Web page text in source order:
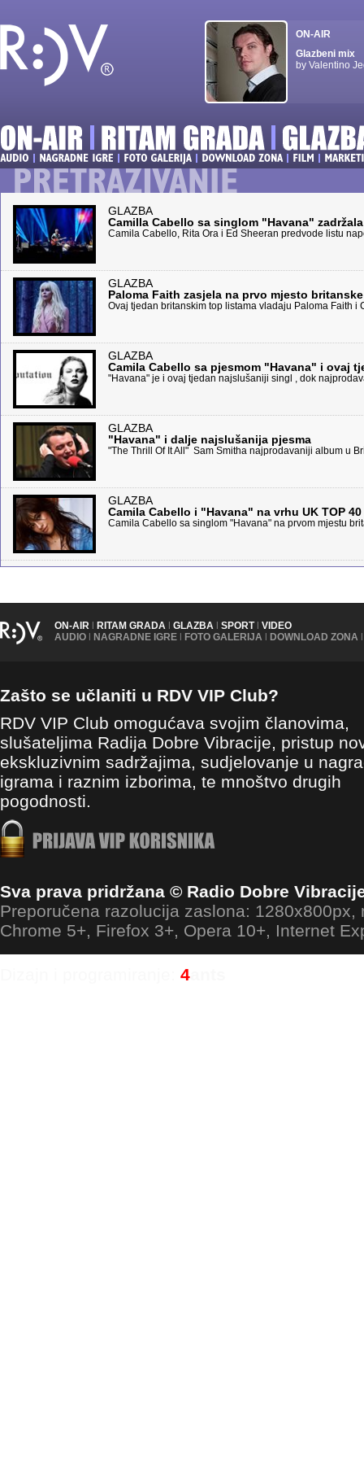
ON-AIR
Glazbeni mix
by Valentino
GLAZBA
Camilla Cabello sa singlom "Havana"
Camila Cabello, Rita Ora i Ed Sheeran predvode listu
GLAZBA
Paloma Faith zasjela na prvo mjesto
Ovaj tjedan britanskim top listama vladaju Paloma Faith i
GLAZBA
Camila Cabello sa pjesmom "Havana" i ovaj
"Havana" je i ovaj tjedan najslušaniji singl , dok
GLAZBA
"Havana" i dalje najslušanija pjesma
"The Thrill Of It All" Sam Smitha najprodavaniji album u
GLAZBA
Camila Cabello i "Havana" na vrhu UK TOP 40
Camila Cabello sa singlom "Havana" na prvom mjestu
ON-AIR | RITAM GRADA | GLAZBA | SPORT | VIDEO
AUDIO | NAGRADNE IGRE | FOTO GALERIJA | DOWNLOAD ZONA |
Zašto se učlaniti u RDV VIP Club?
RDV VIP Club omogućava svojim članovima,
slušateljima Radija Dobre Vibracije, pristup
ekskluzivnim sadržajima, sudjelovanje u
igrama i raznim izborima, te mnoštvo drugih
pogodnosti.
Sva prava pridržana © Radio Dobre
Preporučena razolucija zaslona: 1280x800px,
Chrome 5+, Firefox 3+, Opera 10+, Internet
4